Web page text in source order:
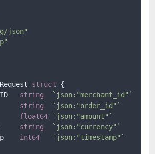
json"
struct {
string
`json:"merchant_id"`
string
`json:"order_id"`
float64
`json:"amount"`
string
`json:"currency"`
int64
`json:"timestamp"`